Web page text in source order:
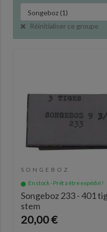
Réinitialiser ce groupe
SONGEBOZ
En stock - Prêt à être expédié !
Songeboz 233 - 401
stem
20,00 €